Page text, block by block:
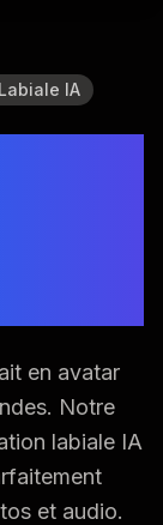
IA
en avatar
Notre
labiale IA
et audio.